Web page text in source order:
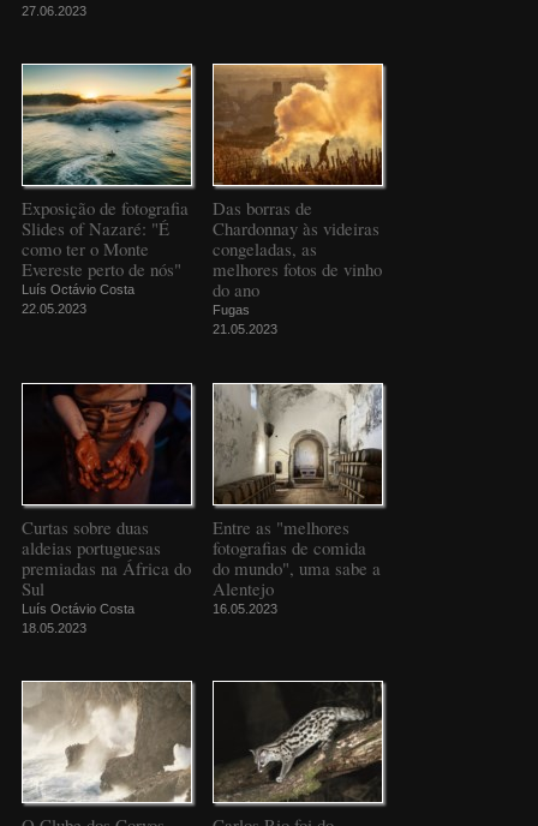
27.06.2023
Exposição de fotografia
Slides of Nazaré: "É
como ter o Monte
Evereste perto de nós"
Luís Octávio Costa
22.05.2023
Das borras de
Chardonnay às videiras
congeladas, as
melhores fotos de vinho
do ano
Fugas
21.05.2023
Curtas sobre duas
aldeias portuguesas
premiadas na África do
Sul
Luís Octávio Costa
18.05.2023
Entre as "melhores
fotografias de comida
do mundo", uma sabe a
Alentejo
16.05.2023